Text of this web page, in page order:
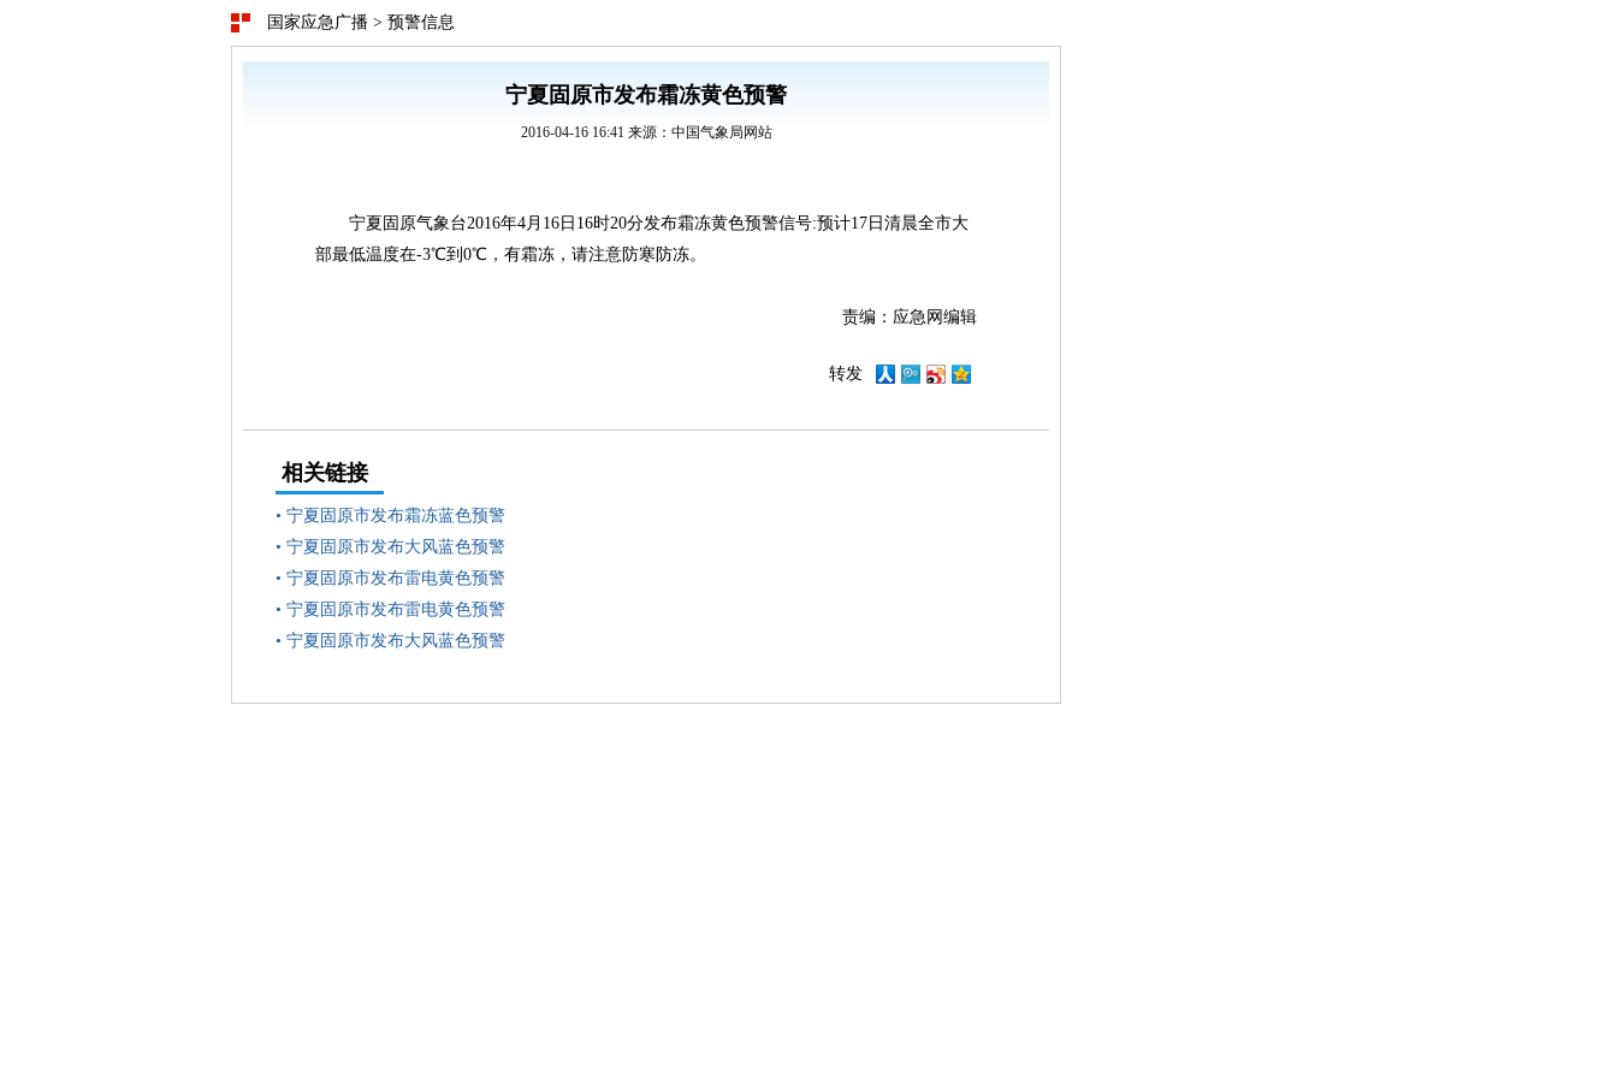
国家应急广播 > 预警信息
宁夏固原市发布霜冻黄色预警
2016-04-16 16:41 来源：中国气象局网站
宁夏固原气象台2016年4月16日16时20分发布霜冻黄色预警信号:预计17日清晨全市大
部最低温度在-3℃到0℃，有霜冻，请注意防寒防冻。
责编：应急网编辑
转发
相关链接
• 宁夏固原市发布霜冻蓝色预警
• 宁夏固原市发布大风蓝色预警
• 宁夏固原市发布雷电黄色预警
• 宁夏固原市发布雷电黄色预警
• 宁夏固原市发布大风蓝色预警